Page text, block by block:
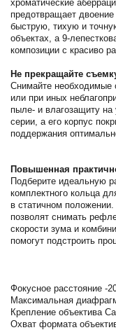
хроматические
предотвращает
быструю, тихую и
объектах, а 9-
композиции с красиво
Не прекращайте
Снимайте необходимые
или при иных
пыле- и влагозащиту
серии, а его корпус
поддержания
Повышенная
Подберите идеальную
комплектного кольца
в статичном
позволят снимать
скорости зума и
помогут подстроить
Фокусное расстояние -
Максимальная
Крепление объектива
Охват формата